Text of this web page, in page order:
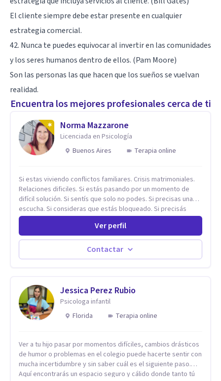
El cliente siempre debe estar presente en cualquier
estrategia comercial.
42. Nunca te puedes equivocar al invertir en las comunidades
y los seres humanos dentro de ellos. (Pam Moore)
Son las personas las que hacen que los sueños se vuelvan
realidad.
Encuentra los mejores profesionales cerca de ti
Norma Mazzarone
Licenciada en Psicología
Buenos Aires
Terapia online
Si estas viviendo conflictos familiares. Crisis matrimoniales.
Relaciones dificiles. Si estás pasando por un momento de
difícil solución. Si sentís que solo no podes. Si precisas una
escucha. Si consideras que estás bloqueado. Si precisás
comprensión. Si no logras definir proyectos, objetivos,
sueños, deseos. Si pensás que lo que te pasa no es tan
grave, pero podría ayudar. Si estás en adicciones y tu
intención es hacer algo con lo que te está pasando. No dudes
en comunicarte a fin de comenzar a resolver la situación que
Ver perfil
Contactar
Jessica Perez Rubio
Psicologa infantil
Florida
Terapia online
Ver a tu hijo pasar por momentos difíciles, cambios drásticos
de humor o problemas en el colegio puede hacerte sentir con
mucha incertidumbre y sin saber cuál es el siguiente paso.
Aquí encontrarás un espacio seguro y cálido donde tanto tú